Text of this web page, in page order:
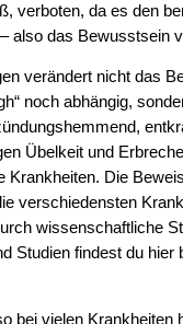
verboten, da es den
also das Bewusstsein
verändert nicht das
noch abhängig,
Übelkeit und
Krankheiten. Die
verschiedensten
wissenschaftliche
Studien findest du hier
bei vielen Krankheiten